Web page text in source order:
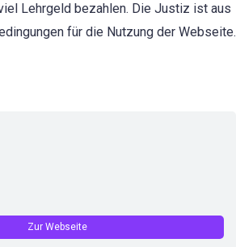
Lehrgeld bezahlen. Die Justiz ist aus
für die Nutzung der Webseite.
Zur Webseite